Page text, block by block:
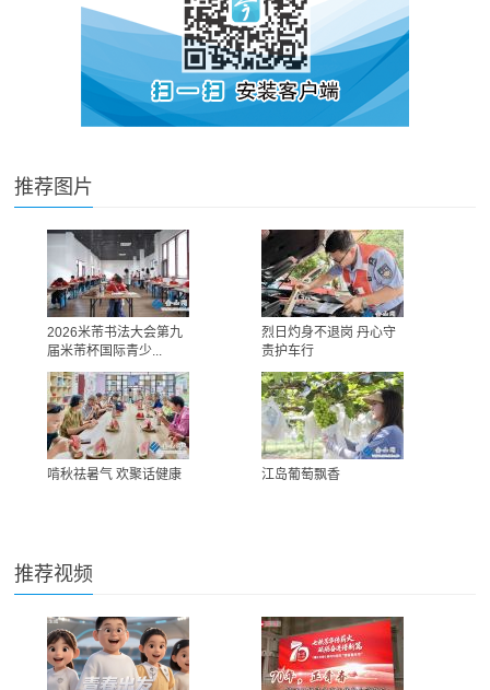
推荐图片
2026米芾书法大会第九
届米芾杯国际青少...
烈日灼身不退岗 丹心守
责护车行
啃秋祛暑气 欢聚话健康 江岛葡萄飘香
推荐视频